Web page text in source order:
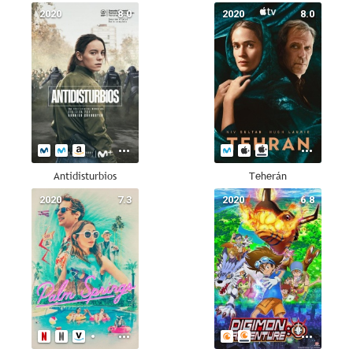
8.0
2020
Antidisturbios
8.0
2020
Teherán
7.3
2020 6.8
2020